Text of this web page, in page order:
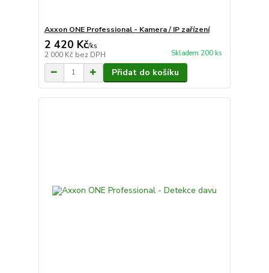
Axxon ONE Professional - Kamera / IP zařízení
2 420 Kč/ks
2 000 Kč bez DPH Skladem 200 ks
Přidat do košíku